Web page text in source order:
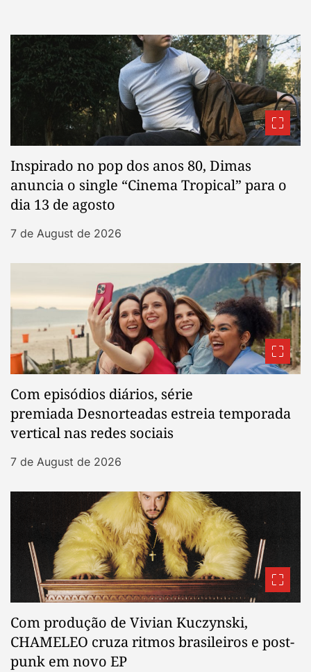
Inspirado no pop dos anos 80, Dimas
anuncia o single “Cinema Tropical” para o
dia 13 de agosto
7 de August de 2026
Com episódios diários, série
premiada Desnorteadas estreia temporada
vertical nas redes sociais
7 de August de 2026
Com produção de Vivian Kuczynski,
CHAMELEO cruza ritmos brasileiros e post-
punk em novo EP